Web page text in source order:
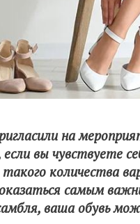
на
если вы чувствуете
количества
самым
ваша обувь